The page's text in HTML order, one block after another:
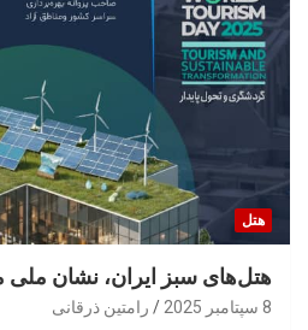
هتل
هتل‌های سبز ایران، نشان ملی
8 سپتامبر 2025 رامتین ذرقانی